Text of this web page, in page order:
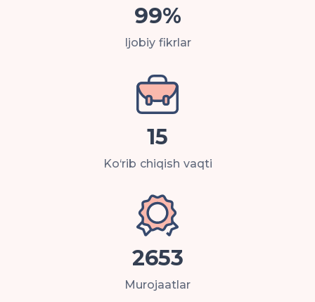
99%
Ijobiy fikrlar
15
Ko‘rib chiqish vaqti
2653
Murojaatlar